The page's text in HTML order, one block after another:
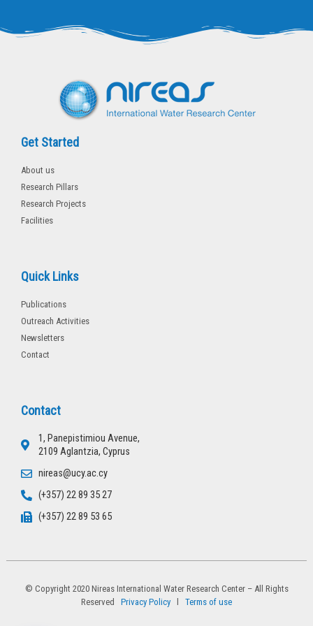
r
o
Get Started
About us
Research Pillars
Research Projects
Facilities
Quick Links
Publications
Outreach Activities
Newsletters
Contact
Contact
1, Panepistimiou Avenue,
2109 Aglantzia, Cyprus
nireas@ucy.ac.cy
(+357) 22 89 35 27
(+357) 22 89 53 65
© Copyright 2020 Nireas International Water Research Center – All Rights
Reserved
Privacy Policy Terms of use